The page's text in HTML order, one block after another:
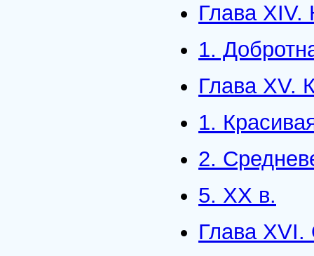
Глава
1.
Глава XV.
1.
2.
5. ХХ в.
Глава XVI.